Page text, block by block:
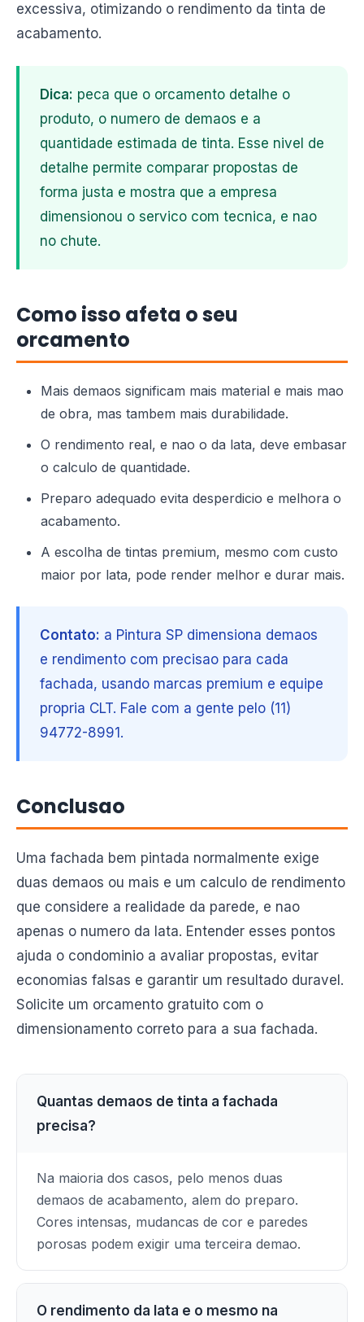
excessiva, otimizando o rendimento da tinta de
acabamento.
Dica: peca que o orcamento detalhe o
produto, o numero de demaos e a
quantidade estimada de tinta. Esse nivel de
detalhe permite comparar propostas de
forma justa e mostra que a empresa
dimensionou o servico com tecnica, e nao
no chute.
Como isso afeta o seu
orcamento
Mais demaos significam mais material e mais mao
de obra, mas tambem mais durabilidade.
O rendimento real, e nao o da lata, deve embasar
o calculo de quantidade.
Preparo adequado evita desperdicio e melhora o
acabamento.
A escolha de tintas premium, mesmo com custo
maior por lata, pode render melhor e durar mais.
Contato: a Pintura SP dimensiona demaos
e rendimento com precisao para cada
fachada, usando marcas premium e equipe
propria CLT. Fale com a gente pelo (11)
94772-8991.
Conclusao
Uma fachada bem pintada normalmente exige
duas demaos ou mais e um calculo de rendimento
que considere a realidade da parede, e nao
apenas o numero da lata. Entender esses pontos
ajuda o condominio a avaliar propostas, evitar
economias falsas e garantir um resultado duravel.
Solicite um orcamento gratuito com o
dimensionamento correto para a sua fachada.
Quantas demaos de tinta a fachada
precisa?
Na maioria dos casos, pelo menos duas
demaos de acabamento, alem do preparo.
Cores intensas, mudancas de cor e paredes
porosas podem exigir uma terceira demao.
O rendimento da lata e o mesmo na